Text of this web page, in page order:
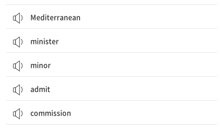
Mediterranean
minister
minor
admit
commission